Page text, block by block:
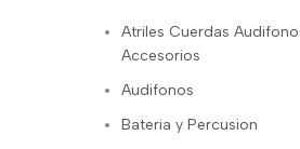
Atriles Cuerdas
Accesorios
Audifonos
Bateria y Percusion